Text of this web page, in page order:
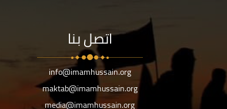
اتصل بنا
info@imamhussain.org
maktab@imamhussain.org
media@imamhussain.org